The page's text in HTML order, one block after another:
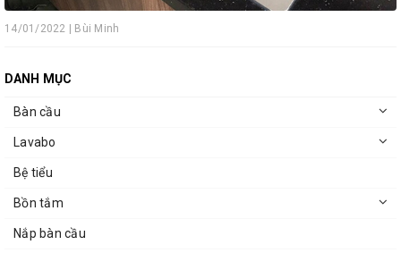
14/01/2022 | Bùi Minh
DANH MỤC
Bàn cầu
Lavabo
Bệ tiểu
Bồn tắm
Nắp bàn cầu